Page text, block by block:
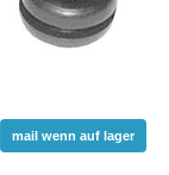
mail wenn auf lager